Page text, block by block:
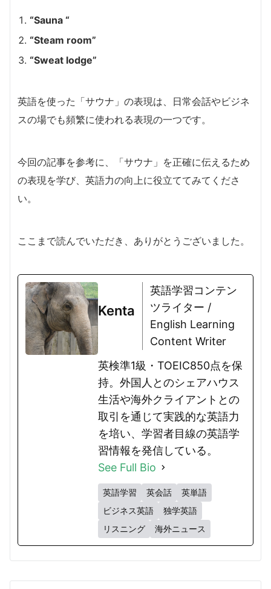
“Sauna “
“Steam room”
“Sweat lodge”
英語を使った「サウナ」の表現は、日常会話やビジネ
スの場でも頻繁に使われる表現の一つです。
今回の記事を参考に、「サウナ」を正確に伝えるため
の表現を学び、英語力の向上に役立ててみてくださ
い。
ここまで読んでいただき、ありがとうございました。
Kenta
英語学習コンテン
ツライター /
English Learning
Content Writer
英検準1級・TOEIC850点を保
持。外国人とのシェアハウス
生活や海外クライアントとの
取引を通じて実践的な英語力
を培い、学習者目線の英語学
習情報を発信している。
See Full Bio
英語学習 英会話
英単語
ビジネス英語
独学英語
リスニング
海外ニュース